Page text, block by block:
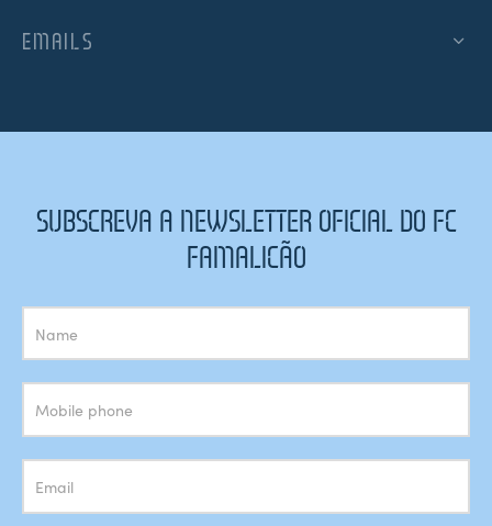
EMAILS
SUBSCREVA A NEWSLETTER OFICIAL DO FC
FAMALICÃO
Subscrição
Newsletter